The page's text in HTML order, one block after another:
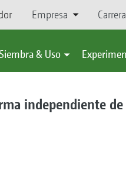
Empresa
Siembra & Uso
independiente